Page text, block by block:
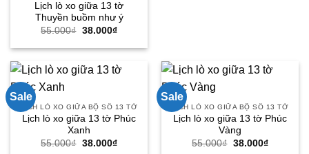
Lịch lò xo giữa 13 tờ
Thuyền buồm như ý
55.000₫ Giá
là:
38.000₫Giá
tại
38.000₫.
Sale
LỊCH LÒ XO GIỮA BỘ SỐ 13 TỜ
Lịch lò xo giữa 13 tờ Phúc
Xanh
55.000₫ Giá
38.000₫Giá
Sale
LỊCH LÒ XO GIỮA BỘ SỐ 13 TỜ
Lịch lò xo giữa 13 tờ Phúc
Vàng
55.000₫ Giá
38.000₫Giá